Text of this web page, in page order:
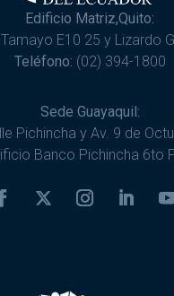
Edificio Matriz,Quito:
E10 25 y Lizardo
Teléfono: (02) 394-1800
Sede Guayaquil:
Pichincha y Av. 9 de
Banco Pichincha 6to